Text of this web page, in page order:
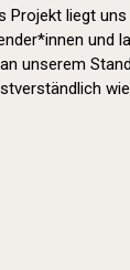
Projekt liegt
und
unserem